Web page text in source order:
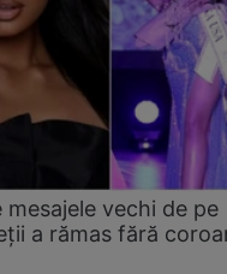
vechi de pe
a rămas fără